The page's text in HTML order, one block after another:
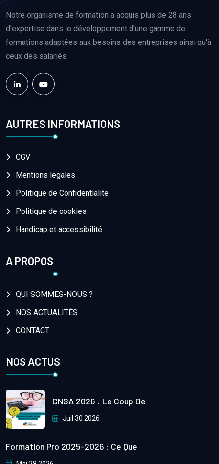
Notre organisme de formation a acquis plus de 28 ans
d'expertise dans le développement d'une gamme de
formations adaptées aux besoins des entreprises ainsi qu'à
ceux des salariés.
AUTRES INFORMATIONS
CGV
Mentions legales
Politique de Confidentialite
Politique de cookies
Handicap et accessibilité
A PROPOS
QUI SOMMES-NOUS ?
NOS ACTUALITÉS
CONTACT
NOS ACTUS
CNSA 2026 : Le Coup De
Juil 30 2026
Formation Pro 2025-2026 : Ce Que